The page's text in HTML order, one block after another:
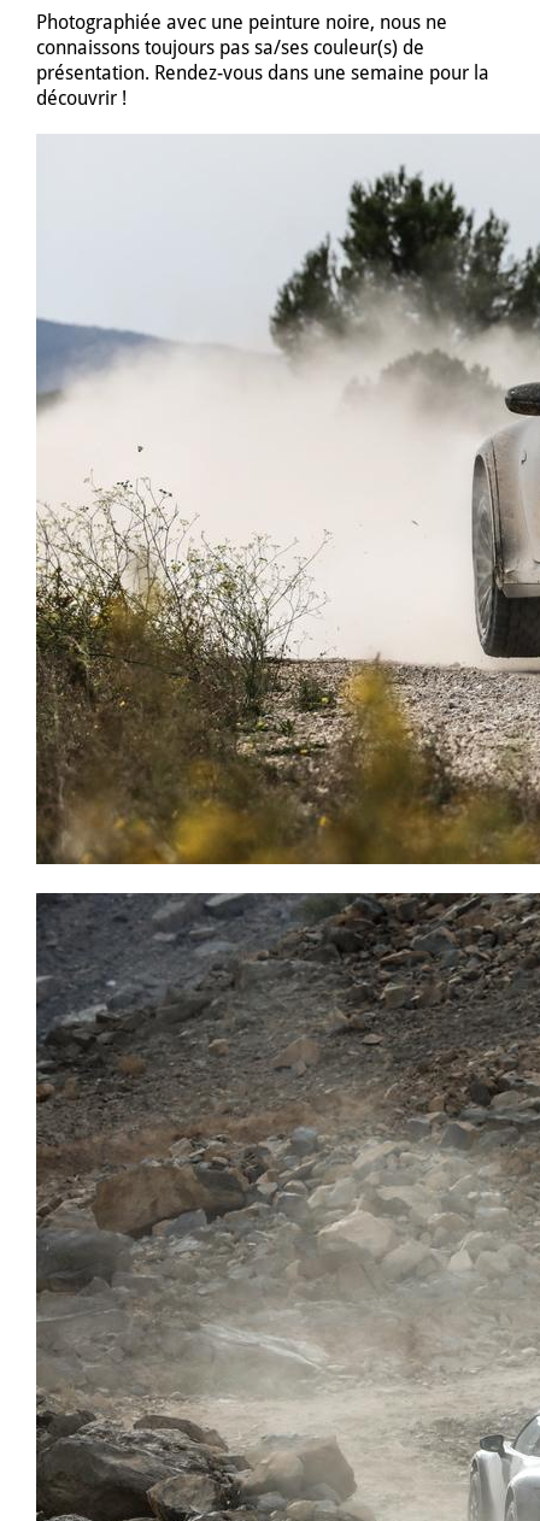
Photographiée avec une peinture noire, nous ne
connaissons toujours pas sa/ses couleur(s) de
présentation. Rendez-vous dans une semaine pour la
découvrir !